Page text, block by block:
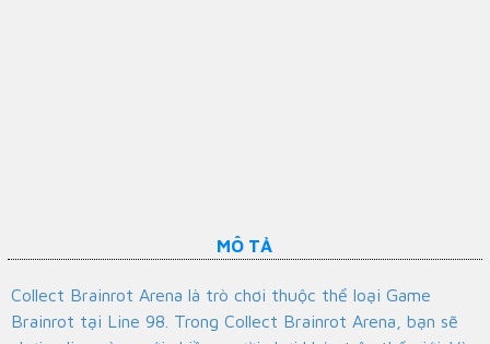
MÔ TẢ
Collect Brainrot Arena là trò chơi thuộc thể loại Game
Brainrot tại Line 98. Trong Collect Brainrot Arena, bạn sẽ